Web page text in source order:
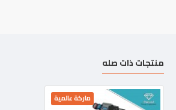
منتجات ذات صله
ماركة عالمية